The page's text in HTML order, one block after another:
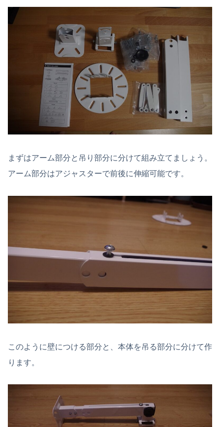
まずはアーム部分と吊り部分に分けて組み立てましょう。
アーム部分はアジャスターで前後に伸縮可能です。
このように壁につける部分と、本体を吊る部分に分けて作
ります。